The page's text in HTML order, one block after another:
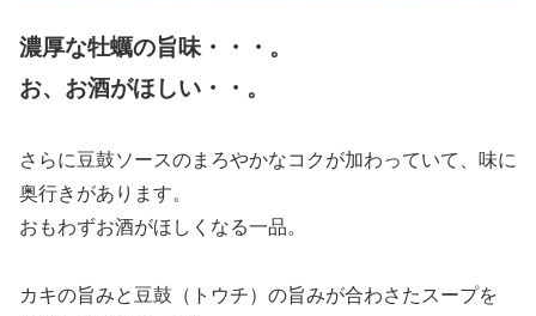
濃厚な牡蠣の旨味・・・。
お、お酒がほしい・・。
さらに豆鼓ソースのまろやかなコクが加わっていて、味に
奥行きがあります。
おもわずお酒がほしくなる一品。
カキの旨みと豆鼓（トウチ）の旨みが合わさたスープを